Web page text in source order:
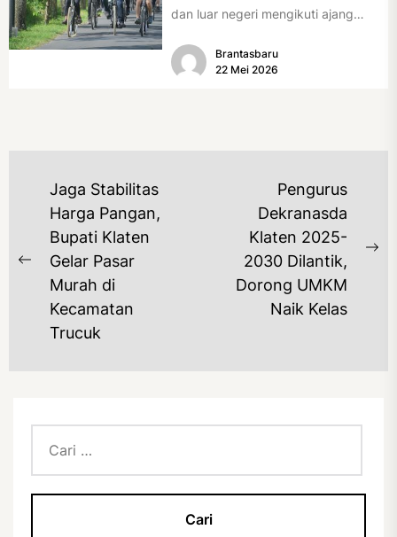
dan luar negeri mengikuti ajang
Association Rally...
Brantasbaru
22 Mei 2026
NAVIGASI
POS
Previous
post:
Jaga Stabilitas
Harga Pangan,
Bupati Klaten
Gelar Pasar
Murah di
Kecamatan
Trucuk
Pengurus
Dekranasda
Klaten 2025-
2030 Dilantik,
Dorong UMKM
Naik Kelas
untuk: